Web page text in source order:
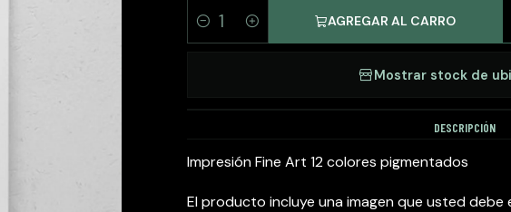
Cantidad
AGREGAR AL CARRO
Mostrar stock de
DESCRIPCIÓN
Impresión Fine Art 12 colores pigmentados
El producto incluye una imagen que usted debe